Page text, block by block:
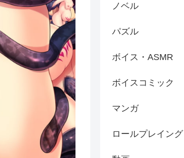
ノベル
パズル
ボイス・ASMR
ボイスコミック
マンガ
ロールプレイング